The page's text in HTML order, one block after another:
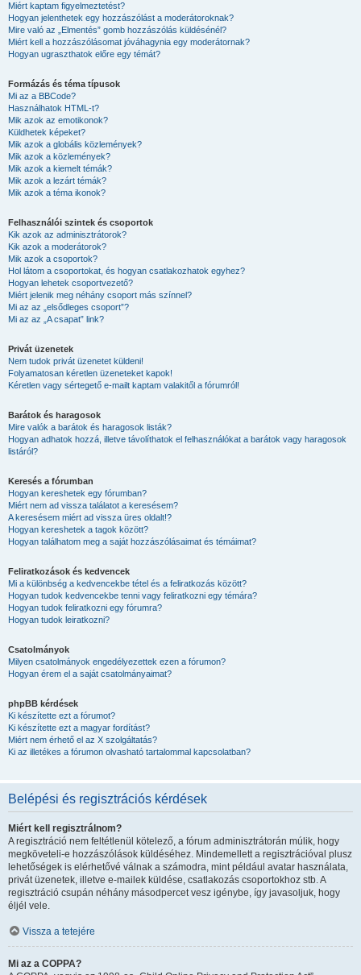
Miért kaptam figyelmeztetést?
Hogyan jelenthetek egy hozzászólást a moderátoroknak?
Mire való az „Elmentés” gomb hozzászólás küldésénél?
Miért kell a hozzászólásomat jóváhagynia egy moderátornak?
Hogyan ugraszthatok előre egy témát?
Formázás és téma típusok
Mi az a BBCode?
Használhatok HTML-t?
Mik azok az emotikonok?
Küldhetek képeket?
Mik azok a globális közlemények?
Mik azok a közlemények?
Mik azok a kiemelt témák?
Mik azok a lezárt témák?
Mik azok a téma ikonok?
Felhasználói szintek és csoportok
Kik azok az adminisztrátorok?
Kik azok a moderátorok?
Mik azok a csoportok?
Hol látom a csoportokat, és hogyan csatlakozhatok egyhez?
Hogyan lehetek csoportvezető?
Miért jelenik meg néhány csoport más színnel?
Mi az az „elsődleges csoport”?
Mi az az „A csapat” link?
Privát üzenetek
Nem tudok privát üzenetet küldeni!
Folyamatosan kéretlen üzeneteket kapok!
Kéretlen vagy sértegető e-mailt kaptam valakitől a fórumról!
Barátok és haragosok
Mire valók a barátok és haragosok listák?
Hogyan adhatok hozzá, illetve távolíthatok el felhasználókat a barátok vagy haragosok
listáról?
Keresés a fórumban
Hogyan kereshetek egy fórumban?
Miért nem ad vissza találatot a keresésem?
A keresésem miért ad vissza üres oldalt!?
Hogyan kereshetek a tagok között?
Hogyan találhatom meg a saját hozzászólásaimat és témáimat?
Feliratkozások és kedvencek
Mi a különbség a kedvencekbe tétel és a feliratkozás között?
Hogyan tudok kedvencekbe tenni vagy feliratkozni egy témára?
Hogyan tudok feliratkozni egy fórumra?
Hogyan tudok leiratkozni?
Csatolmányok
Milyen csatolmányok engedélyezettek ezen a fórumon?
Hogyan érem el a saját csatolmányaimat?
phpBB kérdések
Ki készítette ezt a fórumot?
Ki készítette ezt a magyar fordítást?
Miért nem érhető el az X szolgáltatás?
Ki az illetékes a fórumon olvasható tartalommal kapcsolatban?
Belépési és regisztrációs kérdések
Miért kell regisztrálnom?
A regisztráció nem feltétlenül kötelező, a fórum adminisztrátorán múlik, hogy
megköveteli-e hozzászólások küldéséhez. Mindemellett a regisztrációval plusz
lehetőségek is elérhetővé válnak a számodra, mint például avatar használata,
privát üzenetek, illetve e-mailek küldése, csatlakozás csoportokhoz stb. A
regisztráció csupán néhány másodpercet vesz igénybe, így javasoljuk, hogy
éljél vele.
Vissza a tetejére
Mi az a COPPA?